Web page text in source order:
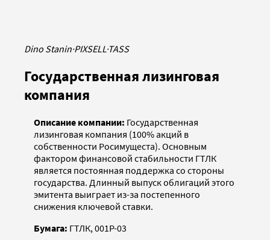
Dino Stanin·PIXSELL·TASS
Государственная лизинговая
компания
Описание компании: Государственная
лизинговая компания (100% акций в
собственности Росимущеста). Основным
фактором финансовой стабильности ГТЛК
является постоянная поддержка со стороны
государства. Длинный выпуск облигаций этого
эмитента выиграет из-за постепенного
снижения ключевой ставки.
Бумага: ГТЛК, 001P-03